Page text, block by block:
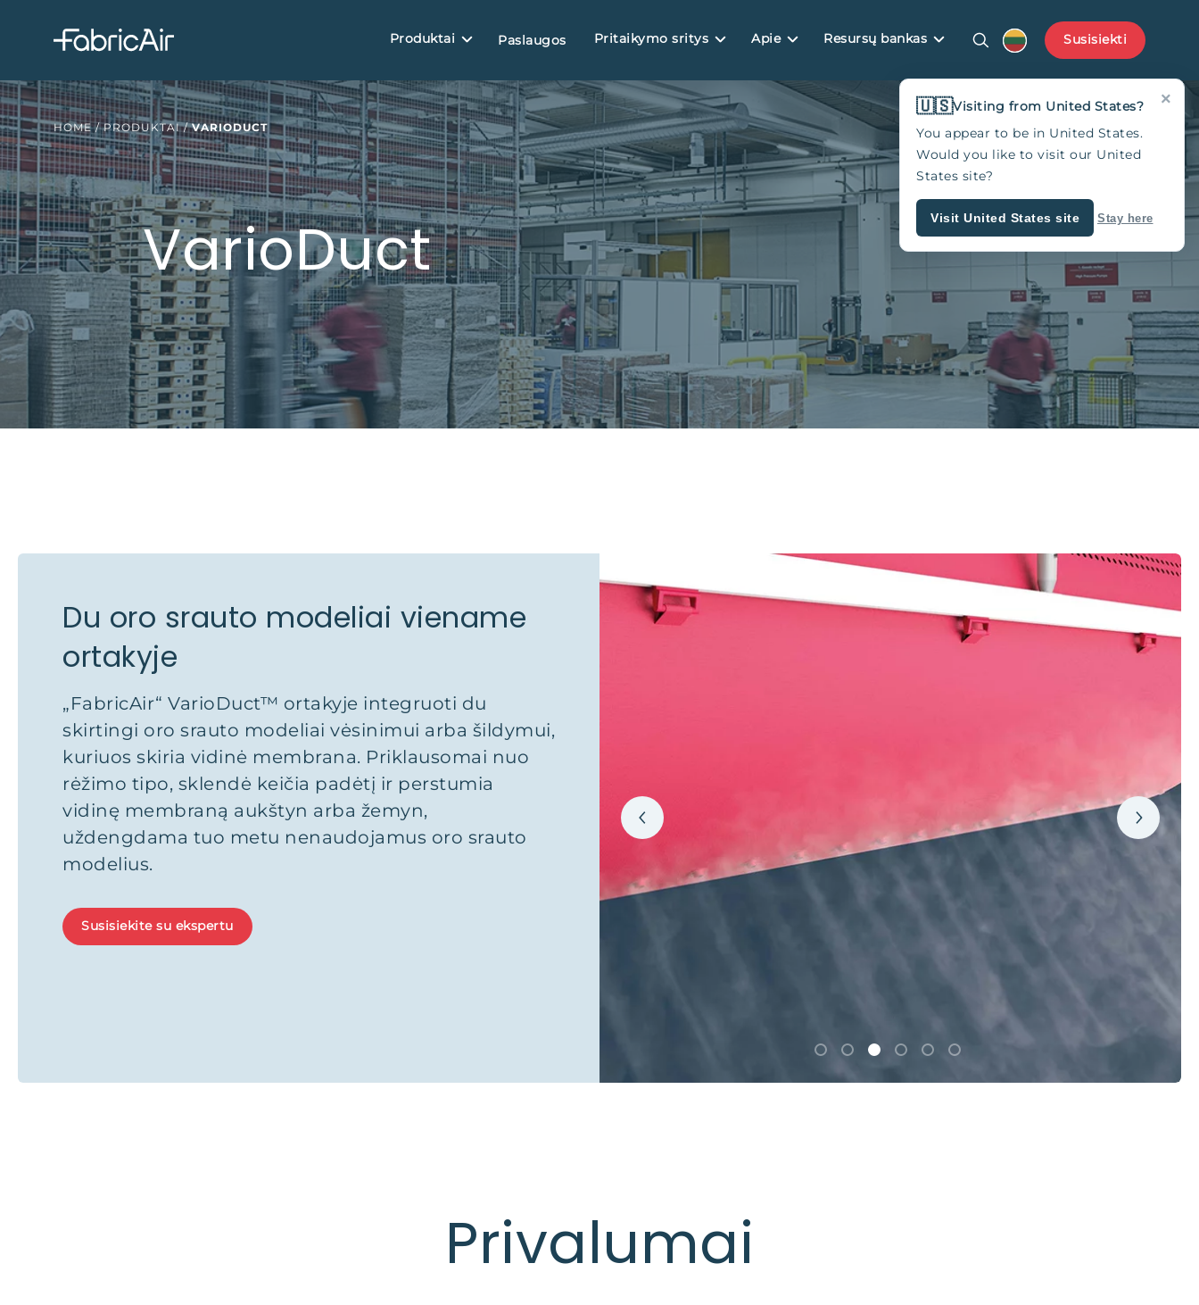
Produktai Paslaugos Pritaikymo sritys Apie Resursų bankas Susisiekti
HOME/PRODUKTAI/VARIODUCT
VarioDuct
Du oro srauto modeliai viename
ortakyje
„FabricAir“ VarioDuct™ ortakyje integruoti du
skirtingi oro srauto modeliai vėsinimui arba šildymui,
kuriuos skiria vidinė membrana. Priklausomai nuo
rėžimo tipo, sklendė keičia padėtį ir perstumia
vidinę membraną aukštyn arba žemyn,
uždengdama tuo metu nenaudojamus oro srauto
modelius.
Susisiekite su ekspertu
Privalumai
×
🇺🇸Visiting from United States?
You appear to be in United States.
Would you like to visit our United
States site?
Visit United States site Stay here